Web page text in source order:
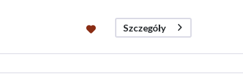
Szczegóły